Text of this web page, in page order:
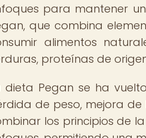
para mantener
que combina
alimentos
proteínas de
dieta Pegan se ha
de peso, mejora
los principios de